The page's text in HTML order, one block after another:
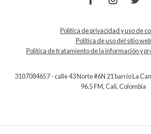
Política de privacidad y uso de
Política de uso del sitio web
Política de tratamiento de la información y
3107084657 - calle 43 Norte #6N 21 barrio La
96.5 FM, Cali, Colombia